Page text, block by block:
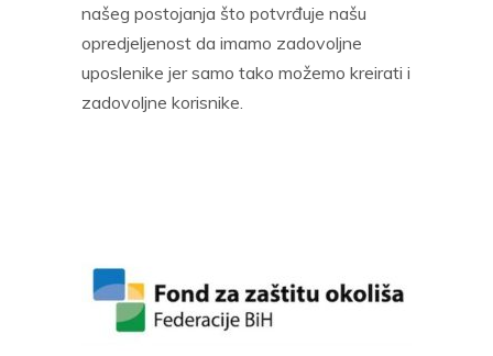
našeg postojanja što potvrđuje našu
opredjeljenost da imamo zadovoljne
uposlenike jer samo tako možemo kreirati i
zadovoljne korisnike.